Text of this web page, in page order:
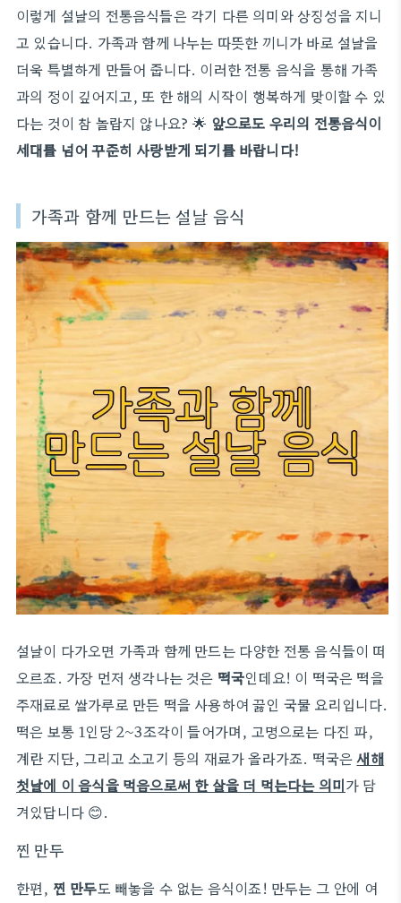
이렇게 설날의 전통음식들은 각기 다른 의미와 상징성을 지니
고 있습니다. 가족과 함께 나누는 따뜻한 끼니가 바로 설날을
더욱 특별하게 만들어 줍니다. 이러한 전통 음식을 통해 가족
과의 정이 깊어지고, 또 한 해의 시작이 행복하게 맞이할 수 있
다는 것이 참 놀랍지 않나요? 🌟 앞으로도 우리의 전통음식이
세대를 넘어 꾸준히 사랑받게 되기를 바랍니다!
가족과 함께 만드는 설날 음식
설날이 다가오면 가족과 함께 만드는 다양한 전통 음식들이 떠
오르죠. 가장 먼저 생각나는 것은 떡국인데요! 이 떡국은 떡을
주재료로 쌀가루로 만든 떡을 사용하여 끓인 국물 요리입니다.
떡은 보통 1인당 2~3조각이 들어가며, 고명으로는 다진 파,
계란 지단, 그리고 소고기 등의 재료가 올라가죠. 떡국은새해
첫날에 이 음식을 먹음으로써 한 살을 더 먹는다는 의미가 담
겨있답니다 😊.
찐 만두
한편, 찐 만두도 빼놓을 수 없는 음식이죠! 만두는 그 안에 여